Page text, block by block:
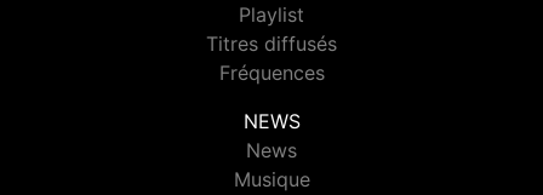
Playlist
Titres diffusés
Fréquences
NEWS
News
Musique